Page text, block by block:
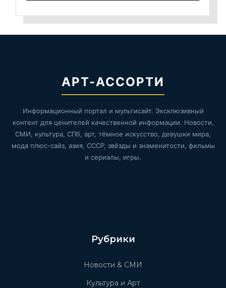
АРТ-АССОРТИ
Информационный портал и мультисайт. Эксклюзивный
контент для ценителей качественной информации. Новости,
СМИ, культура, СПб, арт, тёмное искусство, девушки мира,
мода плюс-сайз, азия, СССР, звёзды и знаменитости, фильмы
и сериалы, игры.
Рубрики
Новости & СМИ
Культура и Арт